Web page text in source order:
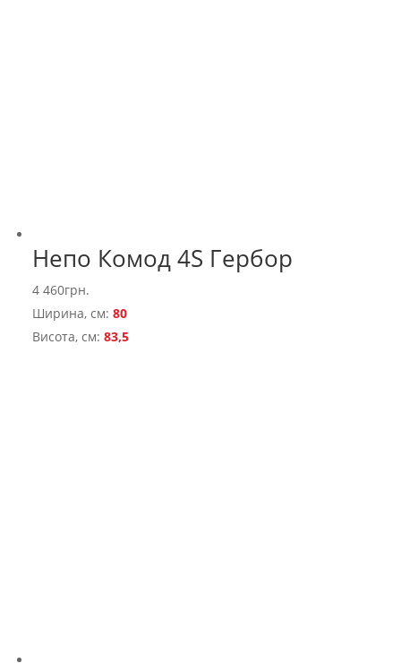
Непо Комод 4S Гербор
4 460грн.
Ширина, см:80
Висота, см:83,5